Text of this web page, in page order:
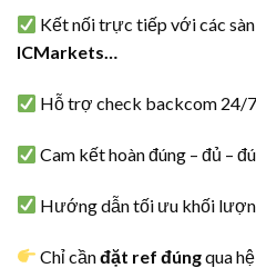
Kết nối trực tiếp với các
ICMarkets…
Hỗ trợ check backcom 24/
Cam kết hoàn đúng – đủ –
Hướng dẫn tối ưu khối
Chỉ cầnđặt ref đúngqua